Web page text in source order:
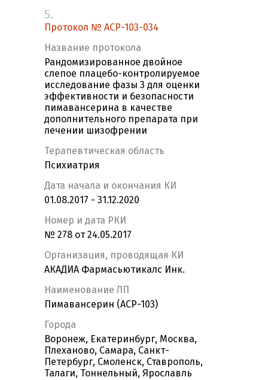
5.
Протокол № ACP-103-034
Название протокола
Рандомизированное двойное
слепое плацебо-контролируемое
исследование фазы 3 для оценки
эффективности и безопасности
пимавансерина в качестве
дополнительного препарата при
лечении шизофрении
Терапевтическая область
Психиатрия
Дата начала и окончания КИ
01.08.2017 - 31.12.2020
Номер и дата РКИ
№ 278 от 24.05.2017
Организация, проводящая КИ
АКАДИА Фармасьютикалс Инк.
Наименование ЛП
Пимавансерин (ACP-103)
Города
Воронеж, Екатеринбург, Москва,
Плеханово, Самара, Санкт-
Петербург, Смоленск, Ставрополь,
Талаги, Тоннельный, Ярославль